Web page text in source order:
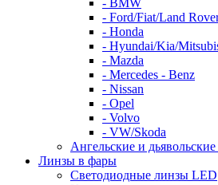
- BMW
- Ford/Fiat/Land
- Honda
- Hyundai/Kia/
- Mazda
- Mercedes - Benz
- Nissan
- Opel
- Volvo
- VW/Skoda
Ангельские и дьявольские
Линзы в фары
Светодиодные линзы LED